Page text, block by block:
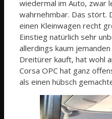
wiedermal im Auto, zwar
wahrnehmbar. Das stört.
einen Kleinwagen recht
Einstieg natürlich sehr
allerdings kaum
Dreitürer kauft, hat wohl
Corsa OPC hat ganz
als einen hübsch